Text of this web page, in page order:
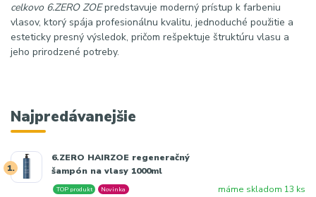
celkovo 6.ZERO ZOEpredstavuje moderný prístup k farbeniu
vlasov, ktorý spája profesionálnu kvalitu, jednoduché použitie a
esteticky presný výsledok, pričom rešpektuje štruktúru vlasu a
jeho prirodzené potreby.
Najpredávanejšie
1.
6.ZERO HAIRZOE regeneračný
šampón na vlasy 1000ml
máme skladom 13 ks
TOP produkt Novinka